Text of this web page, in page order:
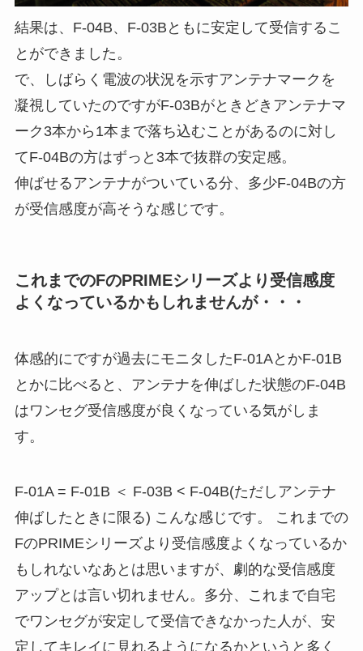
結果は、F-04B、F-03Bともに安定して受信するこ
とができました。
で、しばらく電波の状況を示すアンテナマークを
凝視していたのですがF-03Bがときどきアンテナマ
ーク3本から1本まで落ち込むことがあるのに対し
てF-04Bの方はずっと3本で抜群の安定感。
伸ばせるアンテナがついている分、多少F-04Bの方
が受信感度が高そうな感じです。
これまでのFのPRIMEシリーズより受信感度
よくなっているかもしれませんが・・・
体感的にですが過去にモニタしたF-01AとかF-01B
とかに比べると、アンテナを伸ばした状態のF-04B
はワンセグ受信感度が良くなっている気がしま
す。
F-01A = F-01B ＜ F-03B < F-04B(ただしアンテナ
伸ばしたときに限る) こんな感じです。 これまでの
FのPRIMEシリーズより受信感度よくなっているか
もしれないなあとは思いますが、劇的な受信感度
アップとは言い切れません。多分、これまで自宅
でワンセグが安定して受信できなかった人が、安
定してキレイに見れるようになるかというと多く